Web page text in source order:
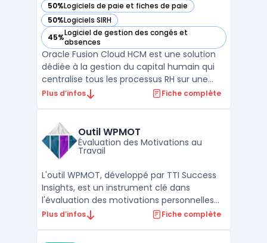
50%Logiciels de paie et fiches de paie
— voir Oracle Fusion Cloud HCM dans cette catégorie
50%Logiciels SIRH
— voir Oracle Fusion Cloud HCM dans cette catégorie
45%Logiciel de gestion des congés et
absences
— voir Oracle Fusion Cloud HCM dans cette catégorie
Oracle Fusion Cloud HCM est une solution
dédiée à la gestion du capital humain qui
centralise tous les processus RH sur une
plateforme cloud. Son modèle de données
informations RH, que ce soit dans les PME
ou dans les gr ...
Plus d’infos Fiche complète
Outil WPMOT
Évaluation des Motivations au
Travail
L'outil WPMOT, développé par TTI Success
Insights, est un instrument clé dans
l'évaluation des motivations personnelles
en milieu de travail. Conçu pour révéler ce
Plus d’infos Fiche complète